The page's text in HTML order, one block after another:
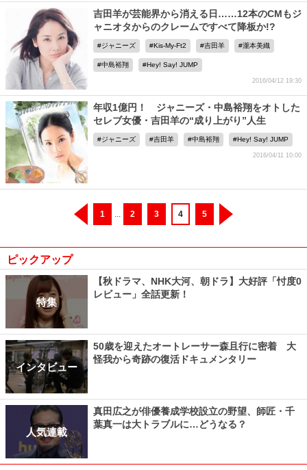
吉田羊が芸能界から消える日……12本のCMもジ
ャニオタからのクレームですべて降板か!?
ジャニーズ Kis-My-Ft2 吉田羊 瀧本美織
中島裕翔 Hey! Say! JUMP
2016/04/12 19:30
年収1億円！ ジャニーズ・中島裕翔をオトした
セレブ女優・吉田羊の“成り上がり”人生
ジャニーズ 吉田羊 中島裕翔 Hey! Say! JUMP
2016/04/11 10:00
1 ... 2 3 4 5
ピックアップ
特集
【秋ドラマ、NHK大河、朝ドラ】大好評「忖度0
レビュー」全話更新！
インタビュー
50歳を迎えたオートレーサー森且行に密着 大
怪我から奇跡の復活ドキュメンタリー
人気連載
真田広之が俳優養成学校設立の野望、師匠・千
葉真一は大トラブルに…どうなる？